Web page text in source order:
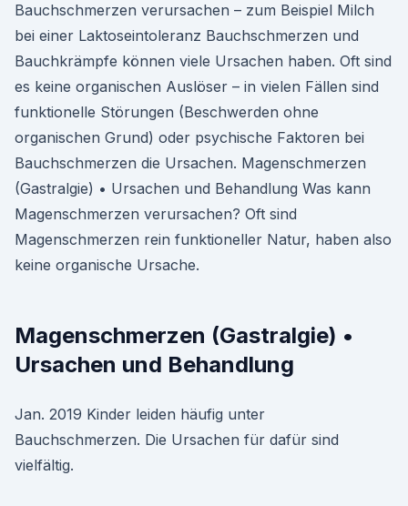
Bauchschmerzen verursachen – zum Beispiel Milch
bei einer Laktoseintoleranz Bauchschmerzen und
Bauchkrämpfe können viele Ursachen haben. Oft sind
es keine organischen Auslöser – in vielen Fällen sind
funktionelle Störungen (Beschwerden ohne
organischen Grund) oder psychische Faktoren bei
Bauchschmerzen die Ursachen. Magenschmerzen
(Gastralgie) • Ursachen und Behandlung Was kann
Magenschmerzen verursachen? Oft sind
Magenschmerzen rein funktioneller Natur, haben also
keine organische Ursache.
Magenschmerzen (Gastralgie) •
Ursachen und Behandlung
Jan. 2019 Kinder leiden häufig unter
Bauchschmerzen. Die Ursachen für dafür sind
vielfältig.